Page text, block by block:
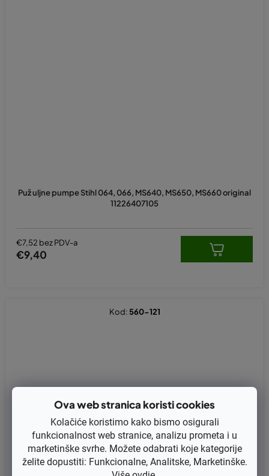
Ova web stranica koristi cookies
Kolačiće koristimo kako bismo osigurali
funkcionalnost web stranice, analizu prometa i u
marketinške svrhe. Možete odabrati koje kategorije
želite dopustiti: Funkcionalne, Analitske, Marketinške.
Puž uljne pumpe Stihl 064, 066, MS640, MS650, MS660 original
11226407105
€7,52 bez PDV-a
€9,40
Kod: 560-121